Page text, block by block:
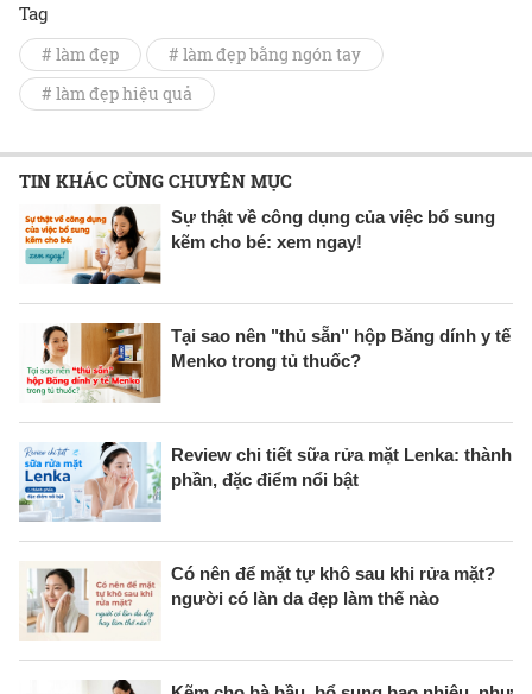
Tag
# làm đẹp
# làm đẹp bằng ngón tay
# làm đẹp hiệu quả
TIN KHÁC CÙNG CHUYÊN MỤC
Sự thật về công dụng của việc bổ sung
kẽm cho bé: xem ngay!
Tại sao nên "thủ sẵn" hộp Băng dính y tế
Menko trong tủ thuốc?
Review chi tiết sữa rửa mặt Lenka: thành
phần, đặc điểm nổi bật
Có nên để mặt tự khô sau khi rửa mặt?
người có làn da đẹp làm thế nào